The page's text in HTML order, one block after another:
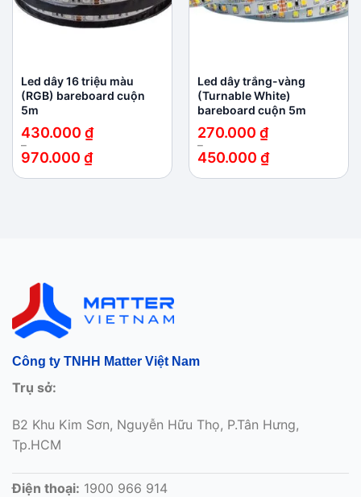
Led dây 16 triệu màu
(RGB) bareboard cuộn
5m
430.000 ₫
–
970.000 ₫
giá:
Led dây trắng-vàng
(Turnable White)
bareboard cuộn 5m
270.000 ₫
–
450.000 ₫
giá:
Công ty TNHH Matter Việt Nam
Trụ sở:
B2 Khu Kim Sơn, Nguyễn Hữu Thọ, P.Tân Hưng,
Tp.HCM
Điện thoại: 1900 966 914